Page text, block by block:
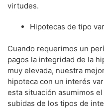
virtudes.
Hipotecas de tipo
Cuando requerimos un
pagos la integridad de la
muy elevada, nuestra
hipoteca con un interés
esta situación asumimos
subidas de los tipos de